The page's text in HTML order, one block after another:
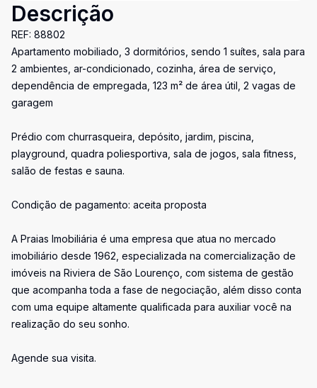
Descrição
REF: 88802
Apartamento mobiliado, 3 dormitórios, sendo 1 suítes, sala para
2 ambientes, ar-condicionado, cozinha, área de serviço,
dependência de empregada, 123 m² de área útil, 2 vagas de
garagem
Prédio com churrasqueira, depósito, jardim, piscina,
playground, quadra poliesportiva, sala de jogos, sala fitness,
salão de festas e sauna.
Condição de pagamento: aceita proposta
A Praias Imobiliária é uma empresa que atua no mercado
imobiliário desde 1962, especializada na comercialização de
imóveis na Riviera de São Lourenço, com sistema de gestão
que acompanha toda a fase de negociação, além disso conta
com uma equipe altamente qualificada para auxiliar você na
realização do seu sonho.
Agende sua visita.